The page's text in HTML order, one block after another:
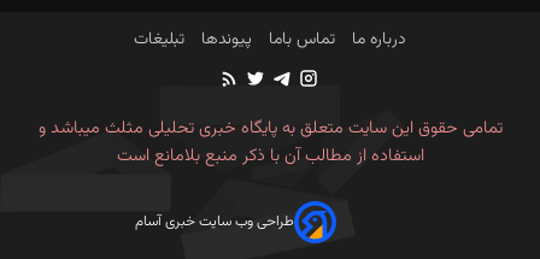
درباره ما تماس باما پیوندها تبلیغات
تمامی حقوق این سایت متعلق به پایگاه خبری تحلیلی مثلث میباشد و
استفاده از مطالب آن با ذکر منبع بلامانع است
طراحی وب سایت خبری آسام